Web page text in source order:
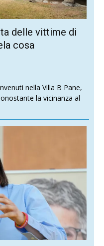
delle vittime di
cosa
nella Villa B Pane,
la vicinanza al